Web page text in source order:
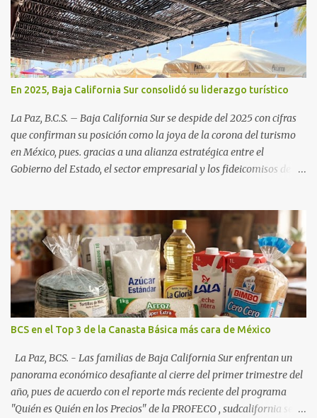
En 2025, Baja California Sur consolidó su liderazgo turístico
La Paz, B.C.S. – Baja California Sur se despide del 2025 con cifras
que confirman su posición como la joya de la corona del turismo
en México, pues. gracias a una alianza estratégica entre el
Gobierno del Estado, el sector empresarial y los fideicomisos de
una derrama económica sin precedentes. Las proyecciones para
este periodo vacacional son optimistas, con un promedio estatal
que supera el 70% . Sin embargo, la sorpresa del año la ha dado el
norte del estado. Comondú encabeza las expectativas con un
impresionante 89% de ocupación, impulsado por el interés
creciente en el turismo de naturaleza. Le siguen destinos
consolidados y emergentes: Los Cabos: 72% promedio (esperando
picos del 79% en Año Nuevo). La Paz: 66%. Loreto: 58%. Mulegé:
54%. "Estamos viendo un fenómeno de diversificación. Ya no solo
vienen por el lujo de Los Cabos, sino por la aut...
BCS en el Top 3 de la Canasta Básica más cara de México
La Paz, BCS. - Las familias de Baja California Sur enfrentan un
panorama económico desafiante al cierre del primer trimestre del
año, pues de acuerdo con el reporte más reciente del programa
"Quién es Quién en los Precios" de la PROFECO , sudcalifornia se